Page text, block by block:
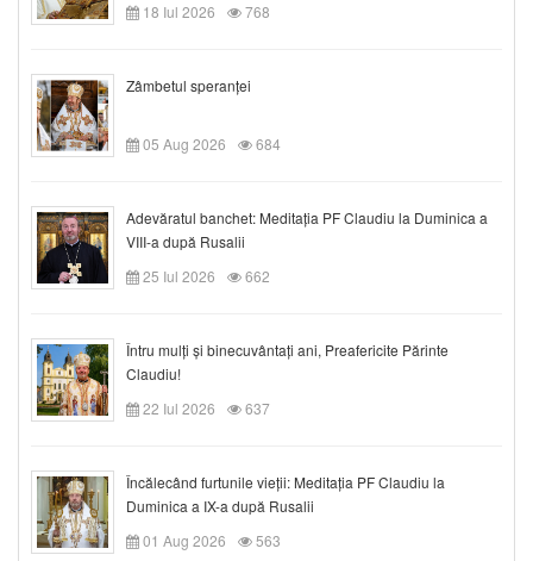
18 Iul 2026
768
Zâmbetul speranței
05 Aug 2026 684
Adevăratul banchet: Meditația PF Claudiu la Duminica a
VIII-a după Rusalii
25 Iul 2026
662
Întru mulți și binecuvântați ani, Preafericite Părinte
Claudiu!
22 Iul 2026
637
Încălecând furtunile vieții: Meditația PF Claudiu la
Duminica a IX-a după Rusalii
01 Aug 2026
563